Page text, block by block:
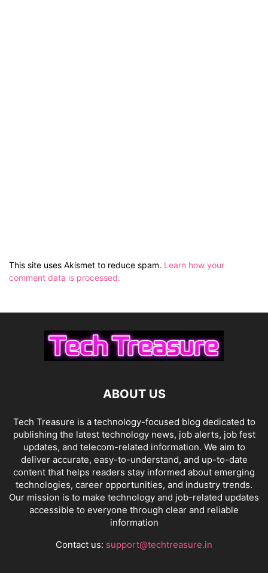
This site uses Akismet to reduce spam. Learn how your
comment data is processed.
ABOUT US
Tech Treasure is a technology-focused blog dedicated to
publishing the latest technology news, job alerts, job fest
updates, and telecom-related information. We aim to
deliver accurate, easy-to-understand, and up-to-date
content that helps readers stay informed about emerging
technologies, career opportunities, and industry trends.
Our mission is to make technology and job-related updates
accessible to everyone through clear and reliable
information
Contact us: support@techtreasure.in